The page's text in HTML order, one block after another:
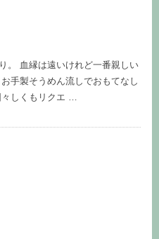
。 血縁は遠いけれど一番親しい
手製そうめん流しでおもてなし
しくもリクエ …